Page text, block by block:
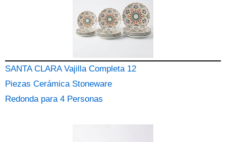
SANTA CLARA Vajilla Completa 12
Piezas Cerámica Stoneware
Redonda para 4 Personas